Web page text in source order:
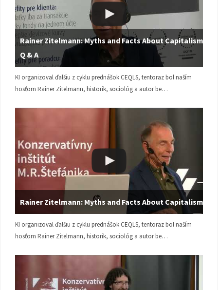
Rainer Zitelmann: Myths and Facts About Capitalism |
Q & A
KI organizoval ďalšiu z cyklu prednášok CEQLS, tentoraz bol naším
hosťom Rainer Zitelmann, historik, sociológ a autor be…
Rainer Zitelmann: Myths and Facts About Capitalism
KI organizoval ďalšiu z cyklu prednášok CEQLS, tentoraz bol naším
hosťom Rainer Zitelmann, historik, sociológ a autor be…